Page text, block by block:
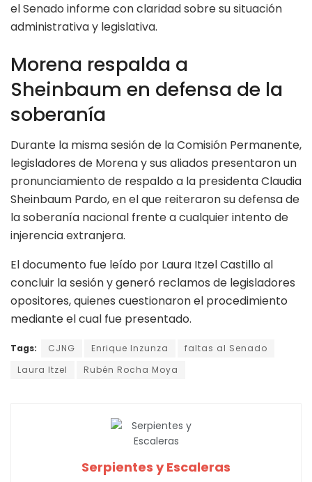
el Senado informe con claridad sobre su situación
administrativa y legislativa.
Morena respalda a
Sheinbaum en defensa de la
soberanía
Durante la misma sesión de la Comisión Permanente,
legisladores de Morena y sus aliados presentaron un
pronunciamiento de respaldo a la presidenta Claudia
Sheinbaum Pardo, en el que reiteraron su defensa de
la soberanía nacional frente a cualquier intento de
injerencia extranjera.
El documento fue leído por Laura Itzel Castillo al
concluir la sesión y generó reclamos de legisladores
opositores, quienes cuestionaron el procedimiento
mediante el cual fue presentado.
Tags: CJNG Enrique Inzunza
faltas al Senado
Laura Itzel
Rubén Rocha Moya
Serpientes y Escaleras